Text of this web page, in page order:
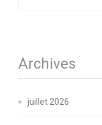
Archives
juillet 2026